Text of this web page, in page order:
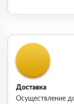
Доставка
Осуществление